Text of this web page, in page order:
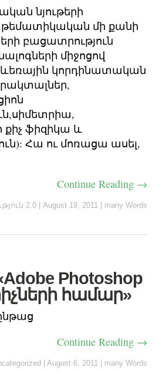
նյութերի
մի քանի
բացատրություն
միջոցով
կորդինատական
ֆիզիկա և
Հա ու մոռացա ասել,
Continue Reading →
2.0 August 19, 2011 many Words
Photoshop
համար»
Continue Reading →
August 6, 2011 many Words